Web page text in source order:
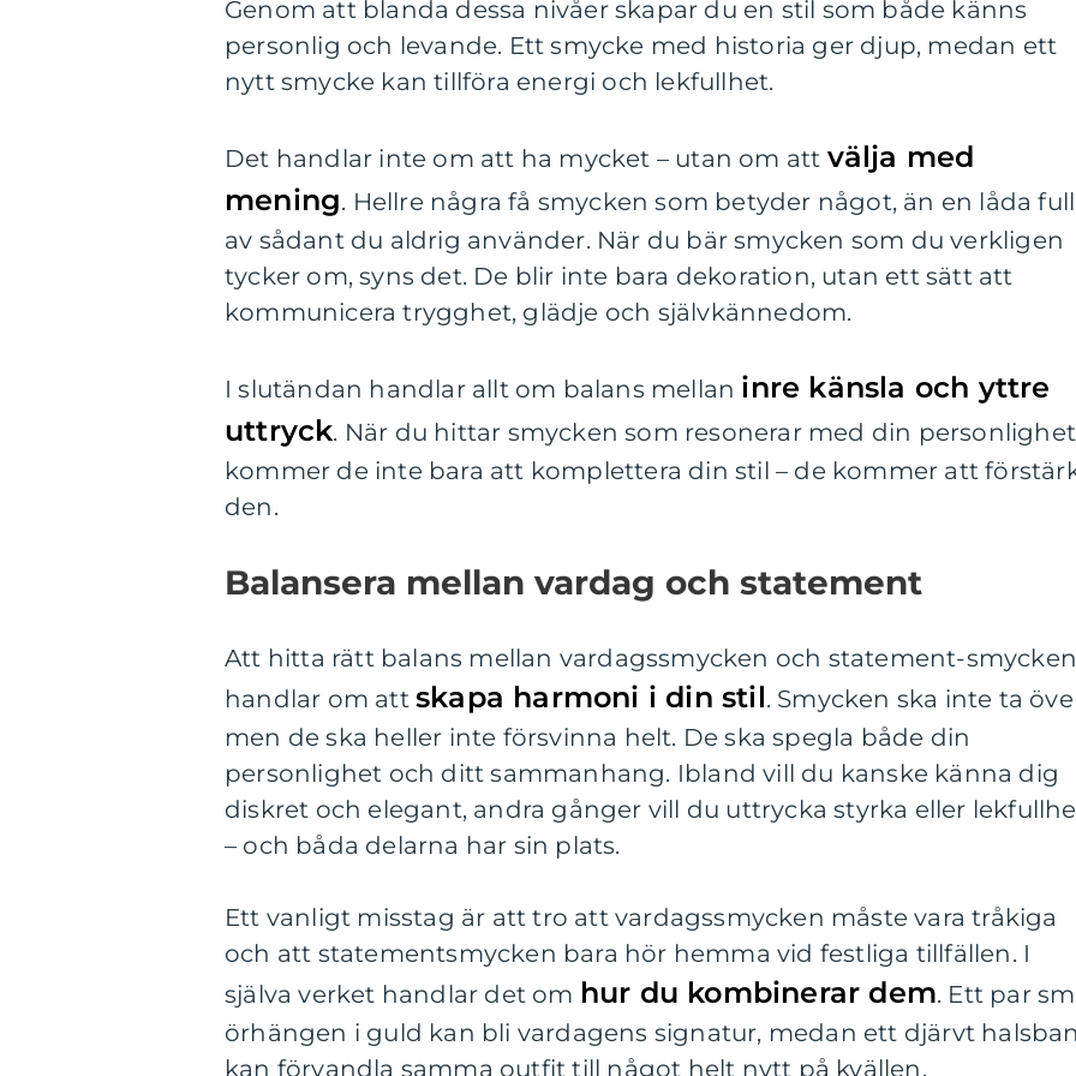
Genom att blanda dessa nivåer skapar du en stil som både känns
personlig och levande. Ett smycke med historia ger djup, medan ett
nytt smycke kan tillföra energi och lekfullhet.
Det handlar inte om att ha mycket – utan om att välja med
mening. Hellre några få smycken som betyder något, än en låda full
av sådant du aldrig använder. När du bär smycken som du verkligen
tycker om, syns det. De blir inte bara dekoration, utan ett sätt att
kommunicera trygghet, glädje och självkännedom.
I slutändan handlar allt om balans mellan inre känsla och yttre
uttryck. När du hittar smycken som resonerar med din personlighet
kommer de inte bara att komplettera din stil – de kommer att
den.
Balansera mellan vardag och statement
Att hitta rätt balans mellan vardagssmycken och statement-
handlar om att skapa harmoni i din stil. Smycken ska inte ta
men de ska heller inte försvinna helt. De ska spegla både din
personlighet och ditt sammanhang. Ibland vill du kanske känna dig
diskret och elegant, andra gånger vill du uttrycka styrka eller
– och båda delarna har sin plats.
Ett vanligt misstag är att tro att vardagssmycken måste vara tråkiga
och att statementsmycken bara hör hemma vid festliga tillfällen. I
själva verket handlar det om hur du kombinerar dem. Ett par
örhängen i guld kan bli vardagens signatur, medan ett djärvt
kan förvandla samma outfit till något helt nytt på kvällen.